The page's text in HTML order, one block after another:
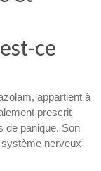
ce
appartient à
prescrit
de panique. Son
nerveux